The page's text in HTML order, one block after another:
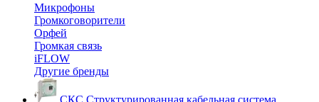
Микрофоны
Громкоговорители
Орфей
Громкая связь
iFLOW
Другие бренды
СКС Структурированная кабельная система